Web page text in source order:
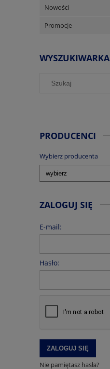
Nowości
Promocje
WYSZUKIWARKA
PRODUCENCI
Wybierz producenta
ZALOGUJ SIĘ
E-mail:
Hasło:
ZALOGUJ SIĘ
Nie pamiętasz hasła?